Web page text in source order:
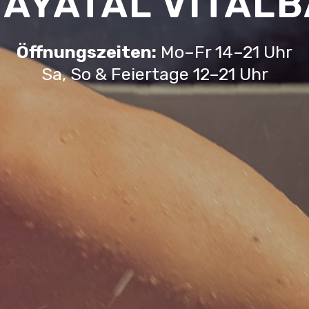
Öffnungszeiten: Mo–Fr 14–21 Uhr
Sa, So & Feiertage 12–21 Uhr